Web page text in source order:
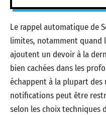
Le rappel automatique de
limites, notamment quand
ajoutent un devoir à la
bien cachées dans les
échappent à la plupart des
notifications peut être
selon les choix techniques